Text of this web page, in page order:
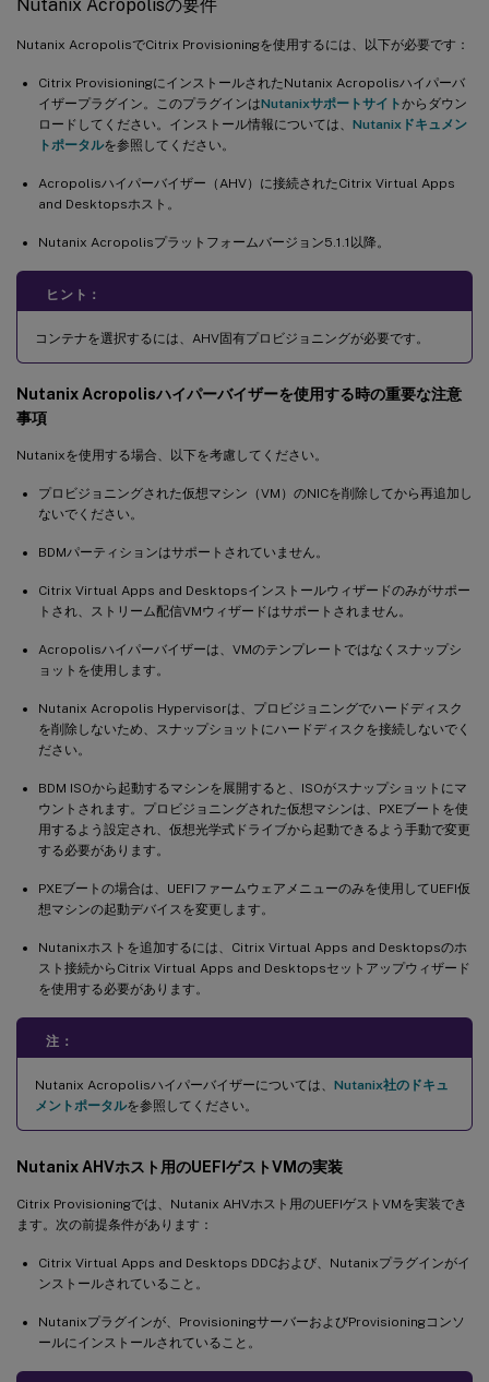
Nutanix Acropolisの要件
Nutanix AcropolisでCitrix Provisioningを使用するには、以下が必要です：
Citrix ProvisioningにインストールされたNutanix Acropolisハイパーバ
イザープラグイン。このプラグインはNutanixサポートサイトからダウン
ロードしてください。インストール情報については、 Nutanixドキュメン
トポータルを参照してください。
Acropolisハイパーバイザー（AHV）に接続されたCitrix Virtual Apps
and Desktopsホスト。
Nutanix Acropolisプラットフォームバージョン5.1.1以降。
ヒント：
コンテナを選択するには、AHV固有プロビジョニングが必要です。
Nutanix Acropolisハイパーバイザーを使用する時の重要な注意
事項
Nutanixを使用する場合、以下を考慮してください。
プロビジョニングされた仮想マシン（VM）のNICを削除してから再追加し
ないでください。
BDMパーティションはサポートされていません。
Citrix Virtual Apps and Desktopsインストールウィザードのみがサポー
トされ、ストリーム配信VMウィザードはサポートされません。
Acropolisハイパーバイザーは、VMのテンプレートではなくスナップシ
ョットを使用します。
Nutanix Acropolis Hypervisorは、プロビジョニングでハードディスク
を削除しないため、スナップショットにハードディスクを接続しないでく
ださい。
BDM ISOから起動するマシンを展開すると、ISOがスナップショットにマ
ウントされます。プロビジョニングされた仮想マシンは、PXEブートを使
用するよう設定され、仮想光学式ドライブから起動できるよう手動で変更
する必要があります。
PXEブートの場合は、UEFIファームウェアメニューのみを使用してUEFI仮
想マシンの起動デバイスを変更します。
Nutanixホストを追加するには、Citrix Virtual Apps and Desktopsのホ
スト接続からCitrix Virtual Apps and Desktopsセットアップウィザード
を使用する必要があります。
注：
Nutanix Acropolisハイパーバイザーについては、 Nutanix社のドキュ
メントポータルを参照してください。
Nutanix AHVホスト用のUEFIゲストVMの実装
Citrix Provisioningでは、Nutanix AHVホスト用のUEFIゲストVMを実装でき
ます。次の前提条件があります：
Citrix Virtual Apps and Desktops DDCおよび、Nutanixプラグインがイ
ンストールされていること。
Nutanixプラグインが、ProvisioningサーバーおよびProvisioningコンソ
ールにインストールされていること。